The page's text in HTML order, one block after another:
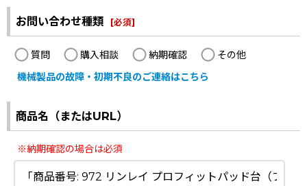
お問い合わせ種類 [必須]
質問 購入相談 納期確認
その他
機械製品の故障・初期不良のご連絡はこちら
商品名（またはURL）
※納期確認の場合は必須